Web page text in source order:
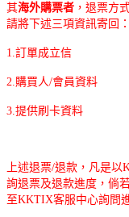
其海外購票者 ，退票方
請將下述三項資訊寄回：
1.訂單成立信
2.購買人/會員資料
3.提供刷卡資料
上述退票/退款，凡是
詢退票及退款進度，倘
至KKTIX客服中心詢問